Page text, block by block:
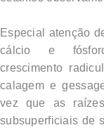
Especial atenção
cálcio e
crescimento
calagem e
vez que as
subsuperficiais de